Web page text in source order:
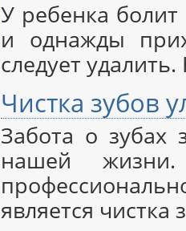
У ребенка
и однажды
следует
Чистка зубов
Забота о зубах
нашей
является чистка